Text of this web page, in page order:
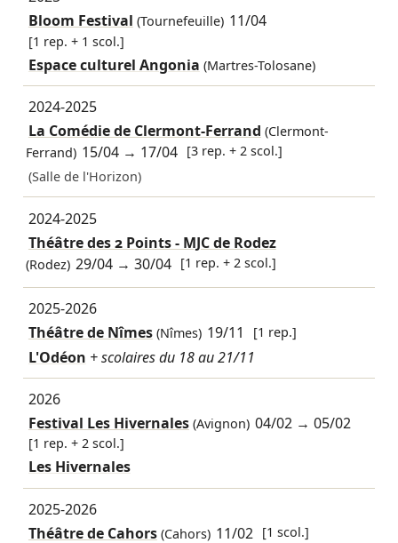
Bloom Festival (Tournefeuille) 11/04
[1 rep. + 1 scol.]
Espace culturel Angonia (Martres-Tolosane)
2024-2025
La Comédie de Clermont-Ferrand (Clermont-
Ferrand) 15/04 → 17/04 [3 rep. + 2 scol.]
(Salle de l'Horizon)
2024-2025
Théâtre des 2 Points - MJC de Rodez
(Rodez) 29/04 →30/04 [1 rep. + 2 scol.]
2025-2026
Théâtre de Nîmes(Nîmes) 19/11 [1 rep.]
L'Odéon + scolaires du 18 au 21/11
2026
Festival Les Hivernales(Avignon) 04/02 →05/02
[1 rep. + 2 scol.]
Les Hivernales
2025-2026
Théâtre de Cahors(Cahors) 11/02 [1 scol.]